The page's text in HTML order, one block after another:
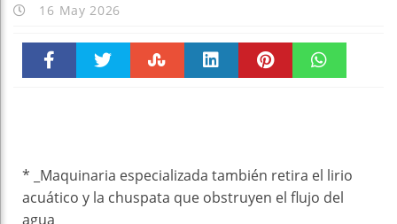
16 May 2026
* _Maquinaria especializada también retira el lirio
acuático y la chuspata que obstruyen el flujo del
agua_